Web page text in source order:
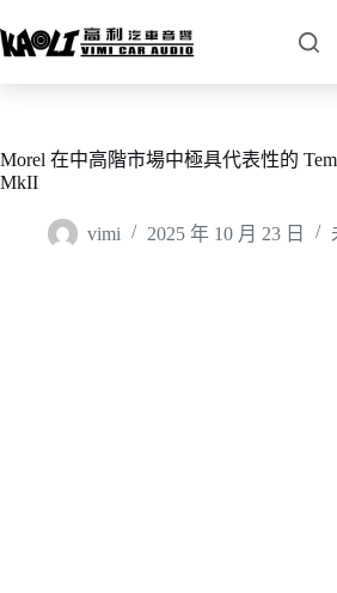
Morel 在中高階市場中極具代表性的
MkII
vimi 2025 年 10 月 23 日